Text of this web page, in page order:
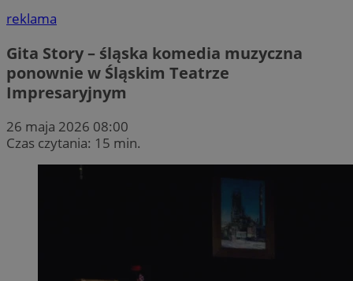
reklama
Gita Story – śląska komedia muzyczna
ponownie w Śląskim Teatrze
Impresaryjnym
26 maja 2026 08:00
Czas czytania: 15 min.